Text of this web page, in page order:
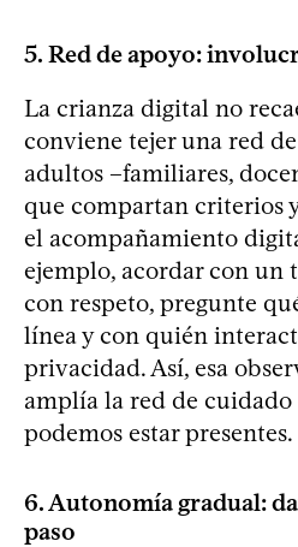
5. Red de apoyo:
La crianza digital no
conviene tejer una red
adultos –familiares,
que compartan criterios
el acompañamiento
ejemplo, acordar con un
con respeto, pregunte
línea y con quién
privacidad. Así, esa
amplía la red de
podemos estar presentes.
6. Autonomía gradual:
paso